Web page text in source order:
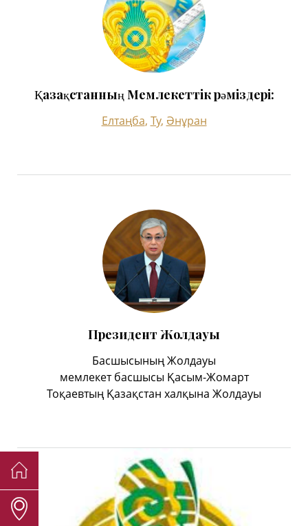
Қазақстанның Мемлекеттік рәміздері:
Елтаңба, Ту, Әнұран
Президент Жолдауы
Басшысының Жолдауы
мемлекет басшысы Қасым-Жомарт
Тоқаевтың Қазақстан халқына Жолдауы